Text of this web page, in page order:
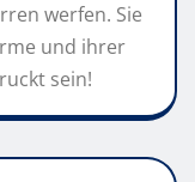
werfen. Sie
und ihrer
sein!